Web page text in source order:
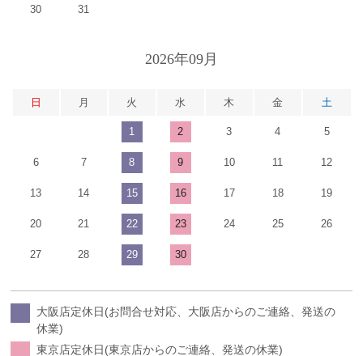
30 31
2026年09月
日 月 火 水 木 金 土
1 2 3 4 5
6 7 8 9 10 11 12
13 14 15 16 17 18 19
20 21 22 23 24 25 26
27 28 29 30
大阪店定休日(お問合せ対応、大阪店からのご連絡、発送の
休業)
東京店定休日(東京店からのご連絡、発送の休業)